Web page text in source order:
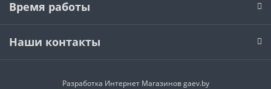
Время работы
Наши контакты
Разработка Интернет Магазиновgaev.by